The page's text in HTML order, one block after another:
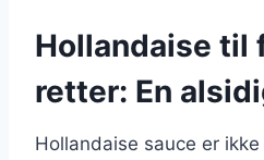
Hollandaise til
retter: En
Hollandaise sauce er